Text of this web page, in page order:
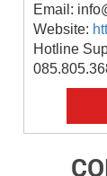
Email:
Website:
Hotline